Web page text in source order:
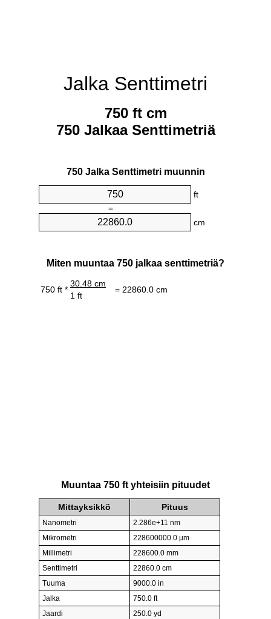
Jalka Senttimetri
750 ft cm
750 Jalkaa Senttimetriä
750 Jalka Senttimetri muunnin
ft
=
cm
Miten muuntaa 750 jalkaa senttimetriä?
750 ft *
30.48 cm
= 22860.0 cm
1 ft
Muuntaa 750 ft yhteisiin pituudet
Mittayksikkö Pituus
Nanometri
2.286e+11 nm
Mikrometri
228600000.0 µm
Millimetri
228600.0 mm
Senttimetri
22860.0 cm
Tuuma
9000.0 in
Jalka
750.0 ft
Jaardi
250.0 yd